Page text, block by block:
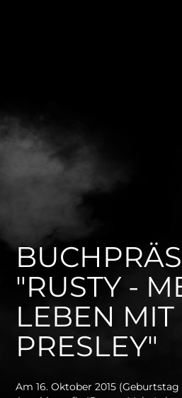
"RUSTY -
LEBEN MIT
PRESLEY"
Am 16. Oktober 2015